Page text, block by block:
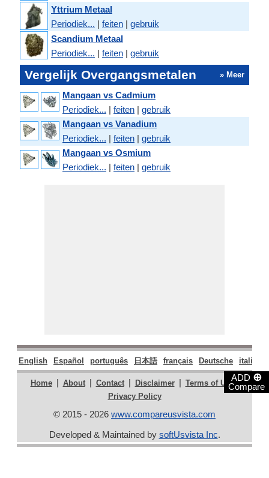
ADD ⊕
Compare
Yttrium Metaal
Periodiek... | feiten | gebruik
Scandium Metaal
Periodiek... | feiten | gebruik
Vergelijk Overgangsmetalen » Meer
Mangaan vs Cadmium
Periodiek... | feiten | gebruik
Mangaan vs Vanadium
Periodiek... | feiten | gebruik
Mangaan vs Osmium
Periodiek... | feiten | gebruik
English Español português 日本語 français Deutsche italiano
Home | About | Contact | Disclaimer | Terms of Use |
Privacy Policy
© 2015 - 2026 www.compareusvista.com
Developed & Maintained by softUsvista Inc.